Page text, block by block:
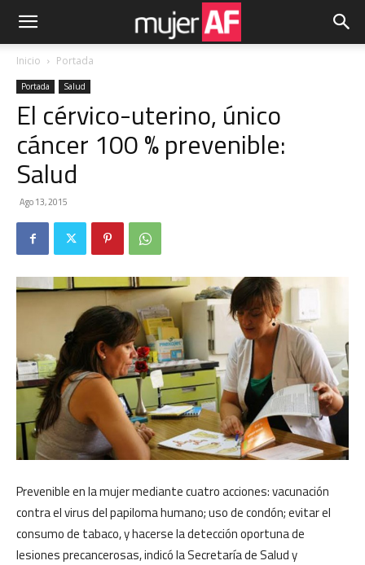
Inicio Portada
Portada Salud
El cérvico-uterino, único
cáncer 100 % prevenible:
Salud
Ago 13, 2015
Prevenible en la mujer mediante cuatro acciones: vacunación
contra el virus del papiloma humano; uso de condón; evitar el
consumo de tabaco, y hacerse la detección oportuna de
lesiones precancerosas, indicó la Secretaría de Salud y